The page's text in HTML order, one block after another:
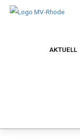
AKTUELL